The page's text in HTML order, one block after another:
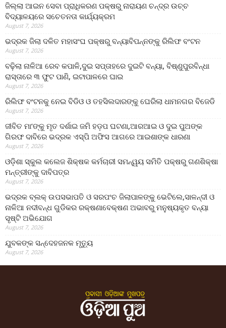
ଜିଲ୍ଲା ଆଇନ ସେବା ପ୍ରାଧିକରଣ ପକ୍ଷରୁ ନାରାୟଣ ଚନ୍ଦ୍ର ଉଚ୍ଚ
ବିଦ୍ୟାଳୟରେ ସଚେତନତା କାର୍ଯ୍ୟକ୍ରମ
August 7, 2026
ଭଦ୍ରକ ଜିଲା ଦଳିତ ମହାସଂଘ ପକ୍ଷରୁ ବନ୍ୟାବିପନ୍ନଙ୍କୁ ରିଲିଫ ବଂଟନ
August 7, 2026
ବଢ଼ିଲା ନାଳିଆ ରେବ କପାଳି,ଦୁଇ ସପ୍ତାହରେ ଦୁଇଟି ବନ୍ୟା, ବିଷ୍ଣୁପୁରବିନ୍ଧା
ରାସ୍ତାରେ ୩ ଫୁଟ ପାଣି, ଇଟାପାଳରେ ଘାଇ
August 7, 2026
ରିଲିଫ ବଂଟନକୁ ନେଇ ବିଡିଓ ଓ ତହସିଲଦାରଙ୍କୁ ଘେରିଲା ଧାମନଗର ବିଜେଡି
August 7, 2026
ଜୀବିତ ମା’ଙ୍କୁ ମୃତ ଦର୍ଶାଇ ଜମି ହଡ଼ପ ଘଟଣା,ଆରଆଇ ଓ ଦୁଇ ପୁଅଙ୍କ
ଗିରଫ ଦାବିରେ ଭଦ୍ରକ ଏସ୍‌ପି ଅଫିସ ଆଗରେ ଆଇଶାଙ୍କ ଧାରଣା
August 7, 2026
ଓଡ଼ିଶା ସ୍କୁଲ କଲେଜ ଶିକ୍ଷକ କର୍ମଚାରୀ ସମନ୍ୱୟ ସମିତି ପକ୍ଷରୁ ଗଣଶିକ୍ଷା
ମନ୍ତ୍ରୀଙ୍କୁ ଦାବିପତ୍ର
August 7, 2026
ଭଦ୍ରକ ବ୍ଲକ୍ ଉପସଭାପତି ଓ ସରପଂଚ ଜିଲାପାଳଙ୍କୁ ଭେଟିଲେ,ସାଳନ୍ଦୀ ଓ
ନାଳିଆ ନଦୀବନ୍ଧ ଗୁଡିକର ରକ୍ଷଣାବେକ୍ଷଣ ଅଭାବରୁ ମନୁଷ୍ୟକୃତ ବନ୍ୟା
ସୃଷ୍ଟି ଅଭିଯୋଗ
August 7, 2026
ଯୁବକଙ୍କ ସନ୍ଦେହଜନକ ମୃତ୍ୟୁ
August 7, 2026